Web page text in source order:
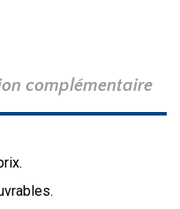
complémentaire